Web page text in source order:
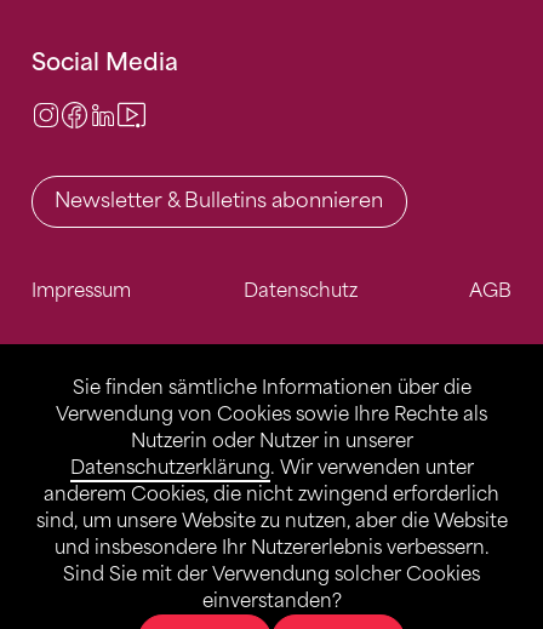
Sie finden sämtliche Informationen über die
Verwendung von Cookies sowie Ihre Rechte als
Nutzerin oder Nutzer in unserer
Datenschutzerklärung. Wir verwenden unter
anderem Cookies, die nicht zwingend erforderlich
sind, um unsere Website zu nutzen, aber die Website
und insbesondere Ihr Nutzererlebnis verbessern.
Sind Sie mit der Verwendung solcher Cookies
einverstanden?
Social Media
Instagram
Facebook
LinkedIn
Newsletter & Bulletins abonnieren
Impressum Datenschutz AGB